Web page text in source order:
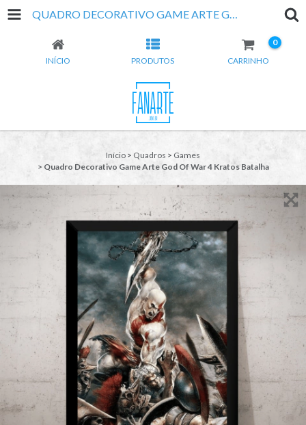
QUADRO DECORATIVO GAME ARTE GOD OF WAR 4 KRATOS BATALHA
INÍCIO PRODUTOS CARRINHO
0
Início > Quadros > Games
> Quadro Decorativo Game Arte God Of War 4 Kratos Batalha